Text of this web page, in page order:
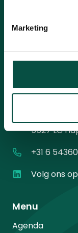
Marketing
Instemming
Ik ga
Contact
5527 LC
+31 6
Volg ons
Menu
Agenda